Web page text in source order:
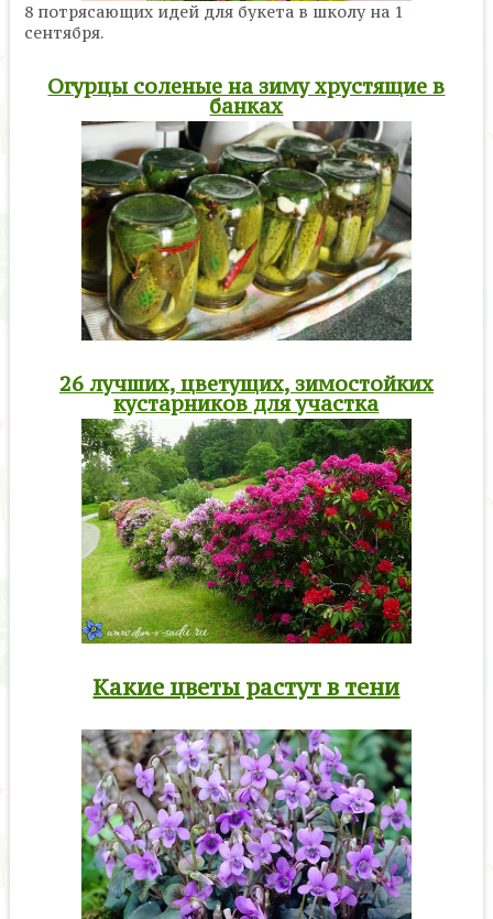
8 потрясающих идей для букета в школу на 1
сентября.
Огурцы соленые на зиму хрустящие в
банках
26 лучших, цветущих, зимостойких
кустарников для участка
Какие цветы растут в тени